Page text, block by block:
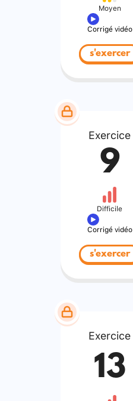
Moyen
Corrigé vidéo
s'exercer
Exercice
9
Difficile
Corrigé vidéo
s'exercer
Exercice
13